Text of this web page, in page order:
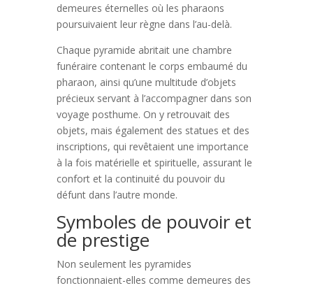
demeures éternelles où les pharaons
poursuivaient leur règne dans l’au-delà.
Chaque pyramide abritait une chambre
funéraire contenant le corps embaumé du
pharaon, ainsi qu’une multitude d’objets
précieux servant à l’accompagner dans son
voyage posthume. On y retrouvait des
objets, mais également des statues et des
inscriptions, qui revêtaient une importance
à la fois matérielle et spirituelle, assurant le
confort et la continuité du pouvoir du
défunt dans l’autre monde.
Symboles de pouvoir et
de prestige
Non seulement les pyramides
fonctionnaient-elles comme demeures des